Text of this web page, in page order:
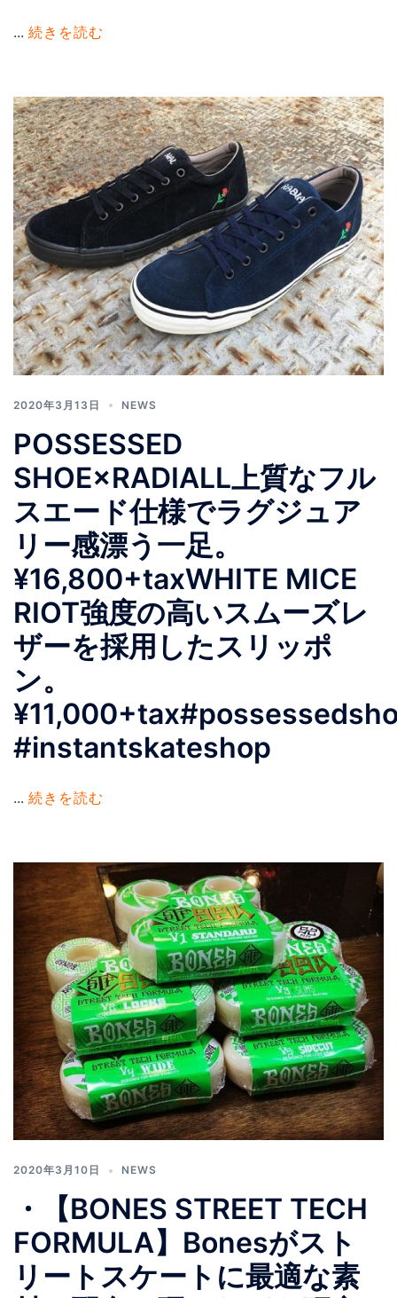
... 続きを読む
2020年3月13日 NEWS
POSSESSED
SHOE×RADIALL上質なフル
スエード仕様でラグジュア
リー感漂う一足。
¥16,800+taxWHITE MICE
RIOT強度の高いスムーズレ
ザーを採用したスリッポ
ン。
#instantskateshop
... 続きを読む
2020年3月10日 NEWS
・【BONES STREET TECH
FORMULA】Bonesがスト
リートスケートに最適な素